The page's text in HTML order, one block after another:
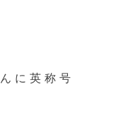
に英称号